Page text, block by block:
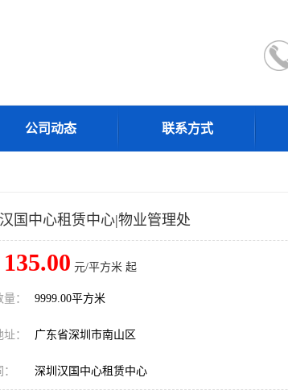
公司动态 联系方式
国中心租赁中心|物业管理处
135.00 元/平方米 起
： 9999.00平方米
： 广东省深圳市南山区
深圳汉国中心租赁中心